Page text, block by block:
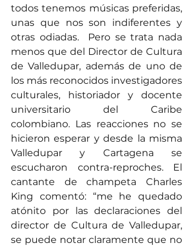
todos tenemos músicas preferidas,
unas que nos son indiferentes y
otras odiadas.  Pero se trata nada
menos que del Director de Cultura
de Valledupar, además de uno de
los más reconocidos investigadores
culturales, historiador y docente
universitario del Caribe
colombiano. Las reacciones no se
hicieron esperar y desde la misma
Valledupar y Cartagena se
escucharon contra-reproches. El
cantante de champeta Charles
King comentó: “me he quedado
atónito por las declaraciones del
director de Cultura de Valledupar,
se puede notar claramente que no